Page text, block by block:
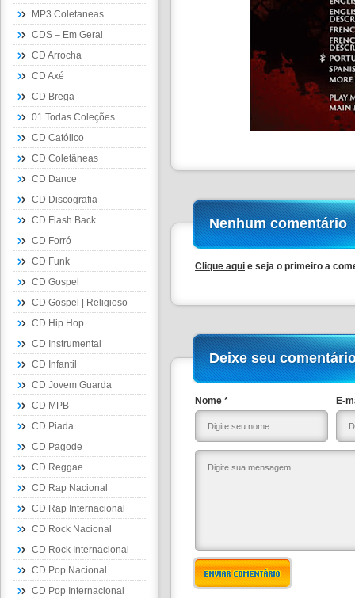
MP3 Coletaneas
CDS – Em Geral
CD Arrocha
CD Axé
CD Brega
01.Todas Coleções
CD Católico
CD Coletâneas
CD Dance
CD Discografia
CD Flash Back
CD Forró
CD Funk
CD Gospel
CD Gospel | Religioso
CD Hip Hop
CD Instrumental
CD Infantil
CD Jovem Guarda
CD MPB
CD Piada
CD Pagode
CD Reggae
CD Rap Nacional
CD Rap Internacional
CD Rock Nacional
CD Rock Internacional
CD Pop Nacional
CD Pop Internacional
Nenhum comentário
Clique aqui e seja o primeiro a
Deixe seu
Nome * E-
ENVIAR COMENTÁRIO